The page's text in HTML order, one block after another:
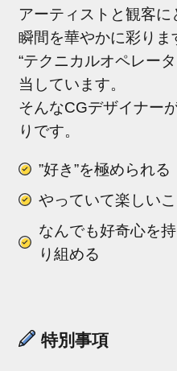
アーティストと観客
瞬間を華やかに彩り
“テクニカルオペレー
当しています。
そんなCGデザイナー
りです。
”好き”を極められる
やっていて楽しい
なんでも好奇心を
り組める
特別事項